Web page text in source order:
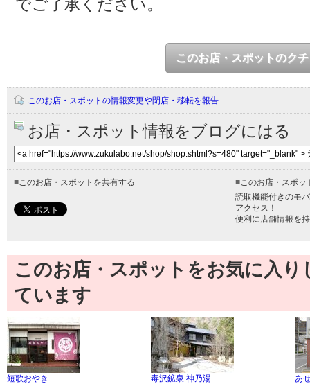
でご了承ください。
このお店・スポットのク
このお店・スポットの情報変更や閉店・移転を報告
お店・スポット情報をブログにはる
■このお店・スポットを共有する ■このお店・スポッ
読取機能付きのモ
アクセス！
便利に店舗情報を
このお店・スポットをお気に入
ています
短歌おやき
毒沢鉱泉 神乃湯
あ